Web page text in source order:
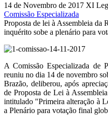
14 de Novembro de 2017 XI
Comissão Especializada
Proposta de lei à Assembleia da
inquérito sobe a plenário para
A Comissão Especializada de
reuniu no dia 14 de novembro
Brazão, deliberou, após
de Proposta de Lei à
intitulado "Primeira alteração à
a Plenário para votação final